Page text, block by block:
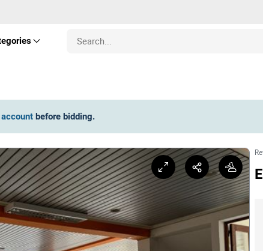
Vehicles
Equipment
Machines
Art and Collectibles
before bidding.